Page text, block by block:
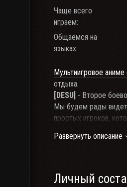
Чаще всего
играем:
Общаемся на
языках:
Мультиигровое
отдыха.
[DESU] - Второе
Мы будем рады
простых игроков,
Но для того что бы к
можете узнать в
Развернуть описание
Личный